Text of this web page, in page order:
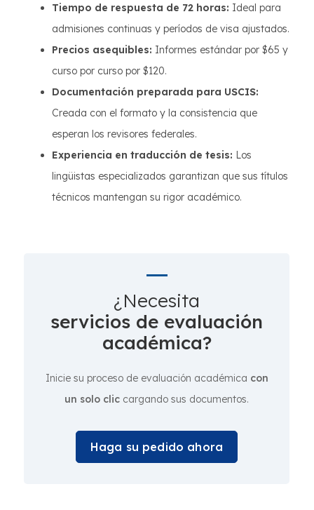
Tiempo de respuesta de 72 horas: Ideal para
admisiones continuas y períodos de visa ajustados.
Precios asequibles: Informes estándar por $65 y
curso por curso por $120.
Documentación preparada para USCIS:
Creada con el formato y la consistencia que
esperan los revisores federales.
Experiencia en traducción de tesis: Los
lingüistas especializados garantizan que sus títulos
técnicos mantengan su rigor académico.
¿Necesita
servicios de evaluación
académica?
Inicie su proceso de evaluación académica con
un solo clic cargando sus documentos.
Haga su pedido ahora